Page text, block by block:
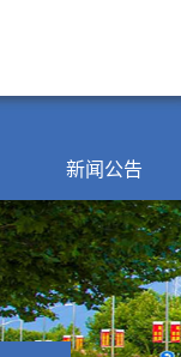
新闻公告